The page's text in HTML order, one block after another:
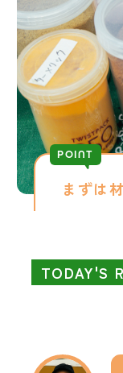
まずは
POINT
TODAY'S